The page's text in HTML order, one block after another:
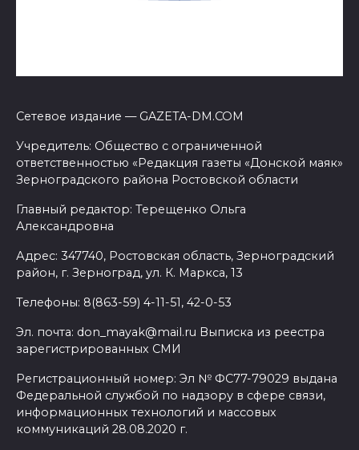
Сетевое издание — GAZETA-DM.COM
Учредитель: Общество с ограниченной
ответственностью «Редакция газеты «Донской маяк»
Зерноградского района Ростовской области
Главный редактор: Терещенко Ольга
Александровна
Адрес: 347740, Ростовская область, Зерноградский
район, г. Зерноград, ул. К. Маркса, 13
Телефоны: 8(863-59) 4-11-51, 42-0-53
Эл. почта: don_mayak@mail.ru Выписка из реестра
зарегистрированных СМИ
Регистрационный номер: Эл № ФС77-79029 выдана
Федеральной службой по надзору в сфере связи,
информационных технологий и массовых
коммуникаций 28.08.2020 г.